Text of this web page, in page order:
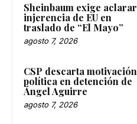
Sheinbaum exige aclarar
injerencia de EU en
traslado de “El Mayo”
agosto 7, 2026
CSP descarta motivación
política en detención de
Ángel Aguirre
agosto 7, 2026